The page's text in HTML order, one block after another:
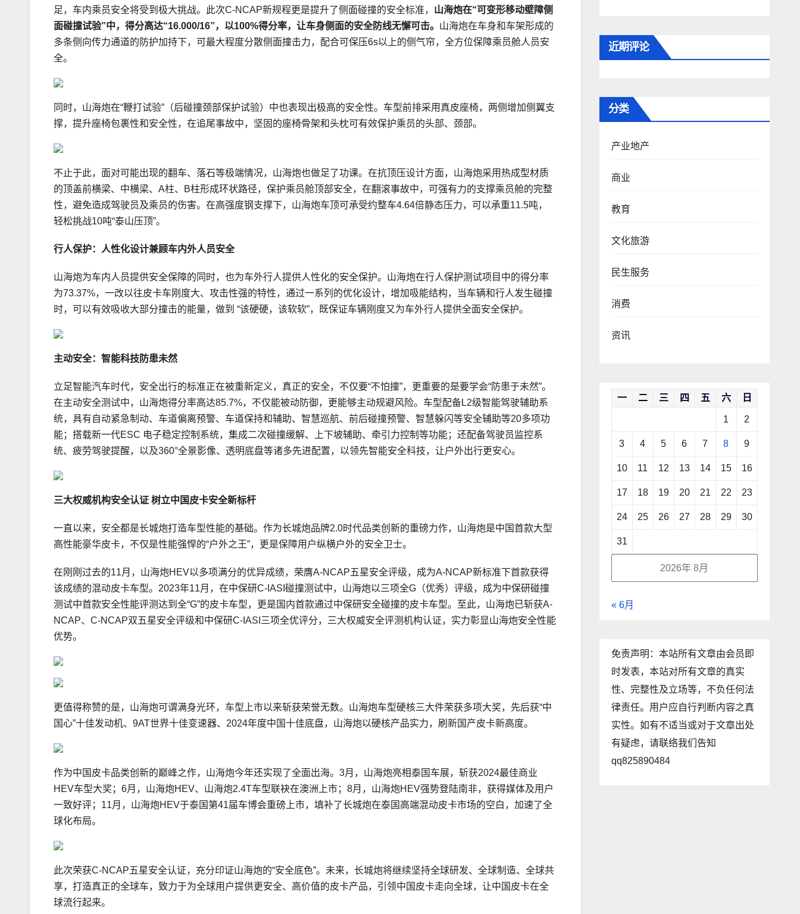
足，车内乘员安全将受到极大挑战。此次C-NCAP新规程更是提升了侧面碰撞的安全标准， 山海炮在“可变形移动壁障侧
面碰撞试验”中，得分高达“16.000/16”，以100%得分率，让车身侧面的安全防线无懈可击。 山海炮在车身和车架形成的
多条侧向传力通道的防护加持下，可最大程度分散侧面撞击力，配合可保压6s以上的侧气帘，全方位保障乘员舱人员安
全。
同时，山海炮在“鞭打试验”（后碰撞颈部保护试验）中也表现出极高的安全性。车型前排采用真皮座椅，两侧增加侧翼支
撑，提升座椅包裹性和安全性，在追尾事故中，坚固的座椅骨架和头枕可有效保护乘员的头部、颈部。
不止于此，面对可能出现的翻车、落石等极端情况，山海炮也做足了功课。在抗顶压设计方面，山海炮采用热成型材质
的顶盖前横梁、中横梁、A柱、B柱形成环状路径，保护乘员舱顶部安全，在翻滚事故中，可强有力的支撑乘员舱的完整
性，避免造成驾驶员及乘员的伤害。在高强度钢支撑下，山海炮车顶可承受约整车4.64倍静态压力，可以承重11.5吨，
轻松挑战10吨“泰山压顶”。
行人保护：人性化设计兼顾车内外人员安全
山海炮为车内人员提供安全保障的同时，也为车外行人提供人性化的安全保护。山海炮在行人保护测试项目中的得分率
为73.37%，一改以往皮卡车刚度大、攻击性强的特性，通过一系列的优化设计，增加吸能结构，当车辆和行人发生碰撞
时，可以有效吸收大部分撞击的能量，做到 “该硬硬，该软软”，既保证车辆刚度又为车外行人提供全面安全保护。
主动安全：智能科技防患未然
立足智能汽车时代，安全出行的标准正在被重新定义，真正的安全，不仅要“不怕撞”，更重要的是要学会“防患于未然”。
在主动安全测试中，山海炮得分率高达85.7%，不仅能被动防御，更能够主动规避风险。车型配备L2级智能驾驶辅助系
统，具有自动紧急制动、车道偏离预警、车道保持和辅助、智慧巡航、前后碰撞预警、智慧躲闪等安全辅助等20多项功
能；搭载新一代ESC 电子稳定控制系统，集成二次碰撞缓解、上下坡辅助、牵引力控制等功能；还配备驾驶员监控系
统、疲劳驾驶提醒，以及360°全景影像、透明底盘等诸多先进配置，以领先智能安全科技，让户外出行更安心。
三大权威机构安全认证 树立中国皮卡安全新标杆
一直以来，安全都是长城炮打造车型性能的基础。作为长城炮品牌2.0时代品类创新的重磅力作，山海炮是中国首款大型
高性能豪华皮卡，不仅是性能强悍的“户外之王”，更是保障用户纵横户外的安全卫士。
在刚刚过去的11月，山海炮HEV以多项满分的优异成绩，荣膺A-NCAP五星安全评级，成为A-NCAP新标准下首款获得
该成绩的混动皮卡车型。2023年11月，在中保研C-IASI碰撞测试中，山海炮以三项全G（优秀）评级，成为中保研碰撞
测试中首款安全性能评测达到全“G”的皮卡车型，更是国内首款通过中保研安全碰撞的皮卡车型。至此，山海炮已斩获A-
NCAP、C-NCAP双五星安全评级和中保研C-IASI三项全优评分，三大权威安全评测机构认证，实力彰显山海炮安全性能
优势。
更值得称赞的是，山海炮可谓满身光环，车型上市以来斩获荣誉无数。山海炮车型硬核三大件荣获多项大奖，先后获“中
国心”十佳发动机、9AT世界十佳变速器、2024年度中国十佳底盘，山海炮以硬核产品实力，刷新国产皮卡新高度。
作为中国皮卡品类创新的巅峰之作，山海炮今年还实现了全面出海。3月，山海炮亮相泰国车展，斩获2024最佳商业
HEV车型大奖；6月，山海炮HEV、山海炮2.4T车型联袂在澳洲上市；8月，山海炮HEV强势登陆南非，获得媒体及用户
一致好评；11月，山海炮HEV于泰国第41届车博会重磅上市，填补了长城炮在泰国高端混动皮卡市场的空白，加速了全
球化布局。
此次荣获C-NCAP五星安全认证，充分印证山海炮的“安全底色”。未来，长城炮将继续坚持全球研发、全球制造、全球共
享，打造真正的全球车，致力于为全球用户提供更安全、高价值的皮卡产品，引领中国皮卡走向全球，让中国皮卡在全
球流行起来。
近期评论
分类
产业地产
商业
教育
文化旅游
民生服务
消费
资讯
2026年 8月
一 二 三 四 五 六 日
1 2
3 4 5 6 7 8 9
10 11 12 13 14 15 16
17 18 19 20 21 22 23
24 25 26 27 28 29 30
31
« 6月
免责声明：本站所有文章由会员即
时发表，本站对所有文章的真实
性、完整性及立场等，不负任何法
律责任。用户应自行判断内容之真
实性。如有不适当或对于文章出处
有疑虑，请联络我们告知
qq825890484